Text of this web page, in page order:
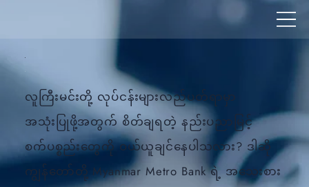
လူကြီးမင်းတို့ လုပ်ငန်းများလည်ပတ်ရာမှာ
အသုံးပြုဖို့အတွက် စိတ်ချရတဲ့ နည်းပညာမြင့်
စက်ပစ္စည်းတွေကို ဝယ်ယူချင်နေပါသလား? ဒါဆို
ကျွန်တော်တို့ Myanmar Metro Bank ရဲ့ အသေးစား